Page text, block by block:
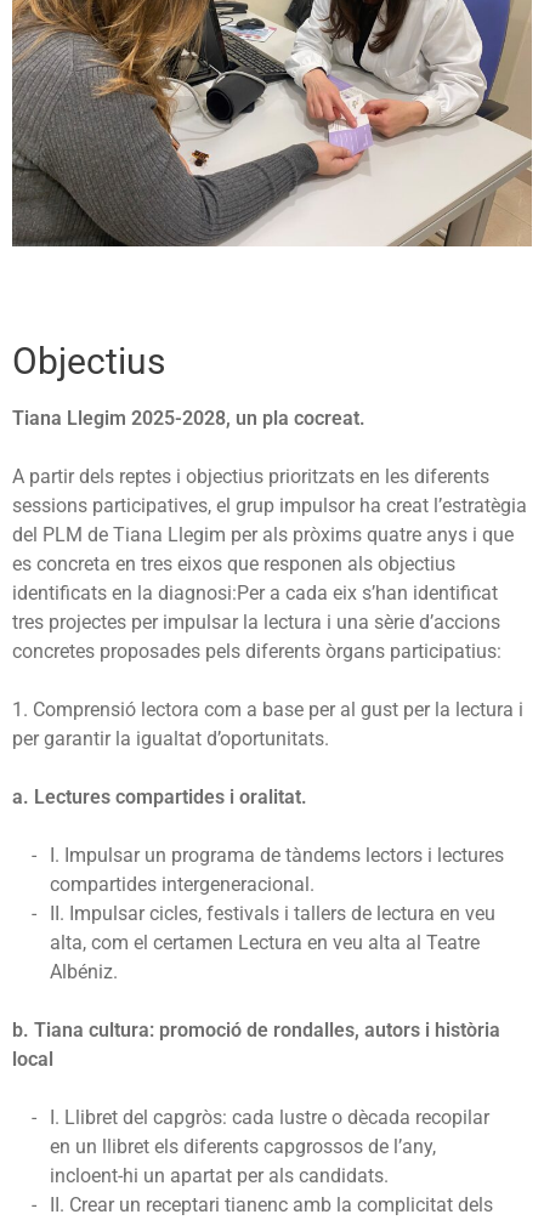
Objectius
Tiana Llegim 2025-2028, un pla cocreat.
A partir dels reptes i objectius prioritzats en les diferents
sessions participatives, el grup impulsor ha creat l’estratègia
del PLM de Tiana Llegim per als pròxims quatre anys i que
es concreta en tres eixos que responen als objectius
identificats en la diagnosi:Per a cada eix s’han identificat
tres projectes per impulsar la lectura i una sèrie d’accions
concretes proposades pels diferents òrgans participatius:
1. Comprensió lectora com a base per al gust per la lectura i
per garantir la igualtat d’oportunitats.
a. Lectures compartides i oralitat.
I. Impulsar un programa de tàndems lectors i lectures
compartides intergeneracional.
II. Impulsar cicles, festivals i tallers de lectura en veu
alta, com el certamen Lectura en veu alta al Teatre
Albéniz.
b. Tiana cultura: promoció de rondalles, autors i història
local
I. Llibret del capgròs: cada lustre o dècada recopilar
en un llibret els diferents capgrossos de l’any,
incloent-hi un apartat per als candidats.
II. Crear un receptari tianenc amb la complicitat dels